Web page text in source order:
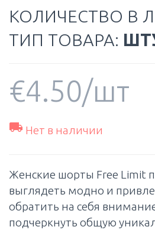
КОЛИЧЕСТВО В
ТИП ТОВАРА:
€4.50/шт
 Нет в наличии
Женские шорты Free Limit
выглядеть модно и
обратить на себя
подчеркнуть общую